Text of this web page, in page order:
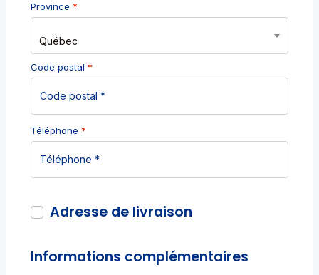
Province *
Québec
Code postal *
Téléphone *
Adresse de livraison
Informations complémentaires